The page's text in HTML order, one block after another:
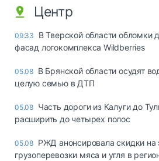
Центр
09:33
В Тверской области обломки
фасад логокомплекса Wildberries
05.08 В Брянской области осудят
целую семью в ДТП
05.08 Часть дороги из Калуги до
расширить до четырех полос
05.08 РЖД анонсировала скидки на
грузоперевозки мяса и угля в